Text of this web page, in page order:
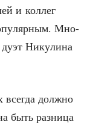
и кол­лег
Мно­
дуэт Нику­ли­на
все­гда долж­но
быть раз­ни­ца